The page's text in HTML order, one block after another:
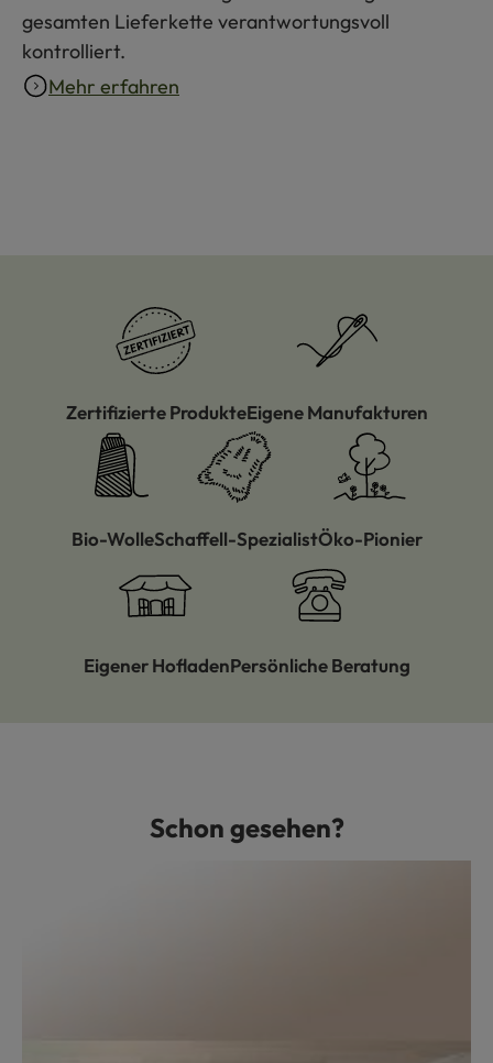
gesamten Lieferkette verantwortungsvoll
kontrolliert.
Mehr erfahren
Zertifizierte ProdukteEigene Manufakturen
Bio-WolleSchaffell-SpezialistÖko-Pionier
Eigener HofladenPersönliche Beratung
Produktgalerie überspringenSchon gesehen?